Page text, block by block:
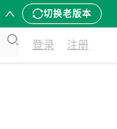
切换老版本
登录 注册